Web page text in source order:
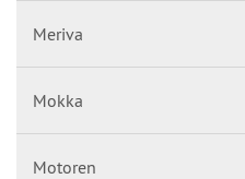
Meriva
Mokka
Motoren